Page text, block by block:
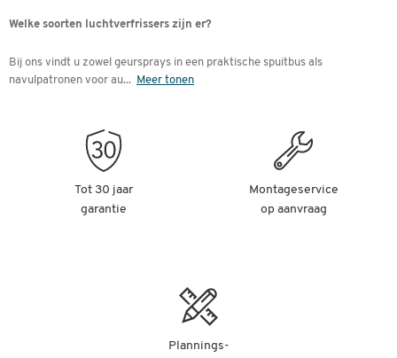
Welke soorten luchtverfrissers zijn er?
Bij ons vindt u zowel geursprays in een praktische spuitbus als
navulpatronen voor au... Meer tonen
Tot 30 jaar
garantie
Montageservice
op aanvraag
Plannings-